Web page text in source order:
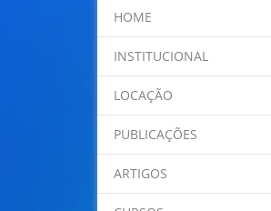
HOME
INSTITUCIONAL
Quem somos
Regimento Interno
Programação
LOCAÇÃO
Nossos Espaços
Localização
PUBLICAÇÕES
ARTIGOS